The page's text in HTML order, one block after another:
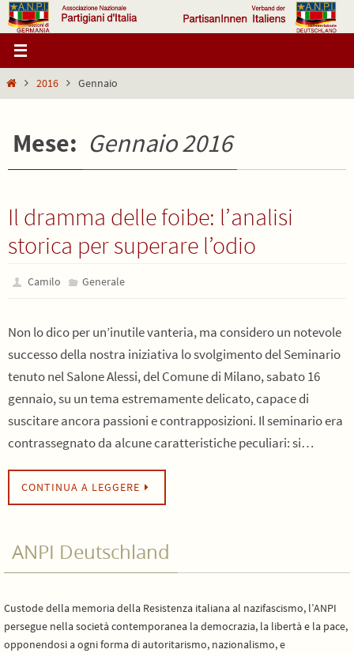
Salta
al
contenuto
Home2016 Gennaio
Mese: Gennaio 2016
Il dramma delle foibe: l’analisi
storica per superare l’odio
Camilo Generale
Non lo dico per un’inutile vanteria, ma considero un notevole
successo della nostra iniziativa lo svolgimento del Seminario
tenuto nel Salone Alessi, del Comune di Milano, sabato 16
gennaio, su un tema estremamente delicato, capace di
suscitare ancora passioni e contrapposizioni. Il seminario era
contrassegnato da alcune caratteristiche peculiari: si…
CONTINUA A LEGGERE
ANPI Deutschland
Custode della memoria della Resistenza italiana al nazifascismo, l’ANPI
persegue nella società contemporanea la democrazia, la libertà e la pace,
opponendosi a ogni forma di autoritarismo, nazionalismo, e